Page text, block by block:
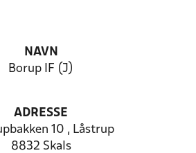
NAVN
Borup IF (J)
ADRESSE
10 , Låstrup
8832 Skals